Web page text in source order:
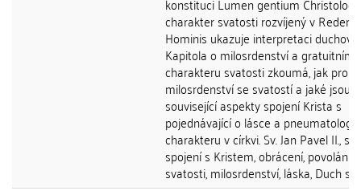
charakter svatosti rozvíjený v
Hominis ukazuje interpretaci
Kapitola o milosrdenství a gratuitním
charakteru svatosti zkoumá, jak
milosrdenství se svatostí a jaké jsou
související aspekty spojení Krista s
pojednávající o lásce a
charakteru v církvi. Sv. Jan Pavel II.,
spojení s Kristem, obrácení, povolání
svatosti, milosrdenství, láska, Duch